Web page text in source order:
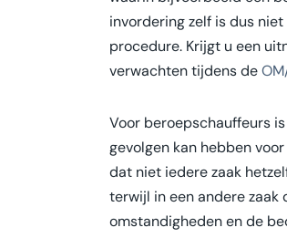
invordering zelf is dus
procedure. Krijgt u een
verwachten tijdens de
Voor beroepschauffeurs
gevolgen kan hebben
dat niet iedere zaak
terwijl in een andere zaak
omstandigheden en de